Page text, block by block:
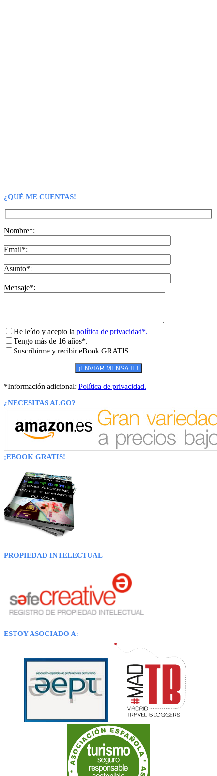
¿QUÉ ME CUENTAS!
Nombre*:
Email*:
Asunto*:
Mensaje*:
He leído y acepto la política de privacidad*.
Tengo más de 16 años*.
Suscribirme y recibir eBook GRATIS.
*Información adicional: Política de privacidad.
¿NECESITAS ALGO?
¡EBOOK GRATIS!
PROPIEDAD INTELECTUAL
ESTOY ASOCIADO A: